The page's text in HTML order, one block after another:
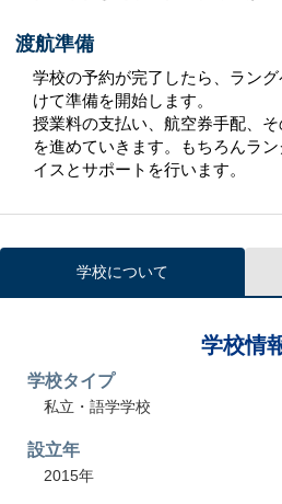
渡航準備
学校の予約が完了したら、ラン
けて準備を開始します。
授業料の支払い、航空券手配、
を進めていきます。もちろんラ
イスとサポートを行います。
学校について
学校情
学校タイプ
私立・語学学校
設立年
2015年